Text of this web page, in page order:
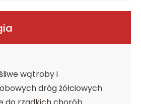
wątroby i
dróg żółciowych